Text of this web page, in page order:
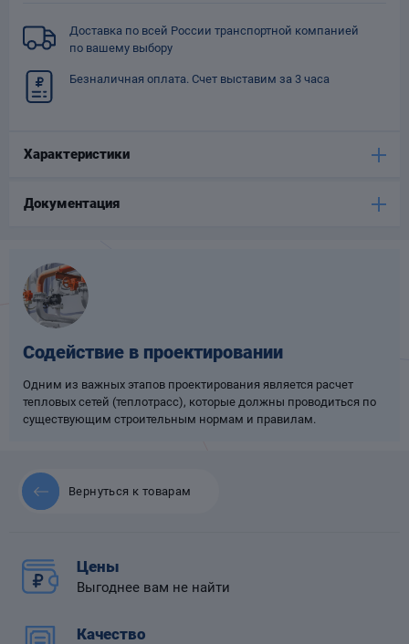
Доставка по всей России транспортной компанией
по вашему выбору
Безналичная оплата. Счет выставим за 3 часа
Характеристики
Документация
Содействие в проектировании
Одним из важных этапов проектирования является расчет
тепловых сетей (теплотрасс), которые должны проводиться по
существующим строительным нормам и правилам.
Вернуться к товарам
Цены
Выгоднее вам не найти
Качество
Фильтры для
Компенсаторы